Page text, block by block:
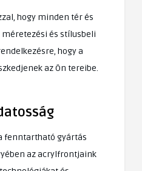
hogy minden tér és
méretezési és stílusbeli
hogy a
az Ön tereibe.
fenntartható gyártás
az acrylfrontjaink